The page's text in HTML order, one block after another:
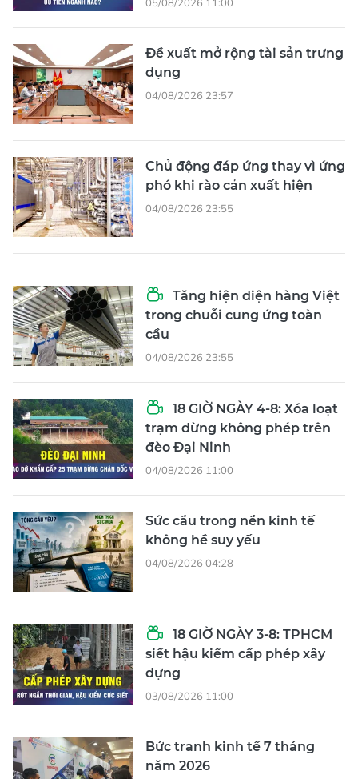
Đề xuất mở rộng tài sản trưng
dụng
04/08/2026 23:57
Chủ động đáp ứng thay vì ứng
phó khi rào cản xuất hiện
04/08/2026 23:55
Tăng hiện diện hàng Việt
trong chuỗi cung ứng toàn
cầu
04/08/2026 23:55
18 GIỜ NGÀY 4-8: Xóa loạt
trạm dừng không phép trên
đèo Đại Ninh
04/08/2026 11:00
Sức cầu trong nền kinh tế
không hề suy yếu
04/08/2026 04:28
18 GIỜ NGÀY 3-8: TPHCM
siết hậu kiểm cấp phép xây
dựng
03/08/2026 11:00
Bức tranh kinh tế 7 tháng
năm 2026